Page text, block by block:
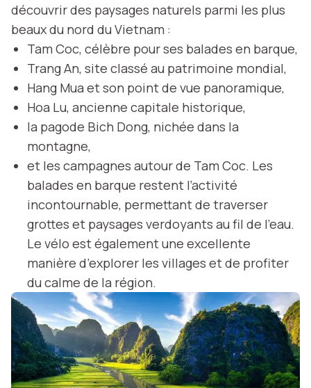
découvrir des paysages naturels parmi les plus
beaux du nord du Vietnam :
Tam Coc, célèbre pour ses balades en barque,
Trang An, site classé au patrimoine mondial,
Hang Mua et son point de vue panoramique,
Hoa Lu, ancienne capitale historique,
la pagode Bich Dong, nichée dans la
montagne,
et les campagnes autour de Tam Coc. Les
balades en barque restent l’activité
incontournable, permettant de traverser
grottes et paysages verdoyants au fil de l’eau.
Le vélo est également une excellente
manière d’explorer les villages et de profiter
du calme de la région.